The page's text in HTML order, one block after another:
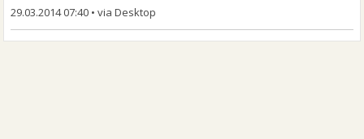
29.03.2014 07:40 •